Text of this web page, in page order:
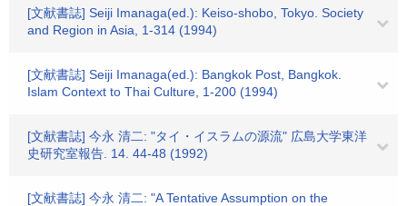
[文献書誌] Seiji Imanaga(ed.): Keiso-shobo, Tokyo. Society
and Region in Asia, 1-314 (1994)
[文献書誌] Seiji Imanaga(ed.): Bangkok Post, Bangkok.
Islam Context to Thai Culture, 1-200 (1994)
[文献書誌] 今永 清二: "タイ・イスラムの源流" 広島大学東洋
史研究室報告. 14. 44-48 (1992)
[文献書誌] 今永 清二: "A Tentative Assumption on the